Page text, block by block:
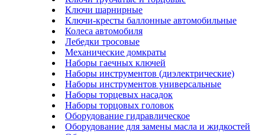
Ключи шарнирные
Ключи-кресты баллонные автомобильные
Колеса автомобиля
Лебедки тросовые
Механические домкраты
Наборы гаечных ключей
Наборы инструментов (диэлектрические)
Наборы инструментов универсальные
Наборы торцевых насадок
Наборы торцовых головок
Оборудование гидравлическое
Оборудование для замены масла и жидкостей